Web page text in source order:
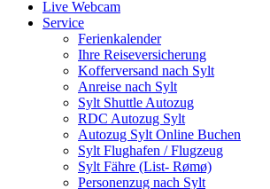
Live Webcam
Service
Ferienkalender
Ihre Reiseversicherung
Kofferversand nach Sylt
Anreise nach Sylt
Sylt Shuttle Autozug
RDC Autozug Sylt
Autozug Sylt Online Buchen
Sylt Flughafen / Flugzeug
Sylt Fähre (List- Rømø)
Personenzug nach Sylt